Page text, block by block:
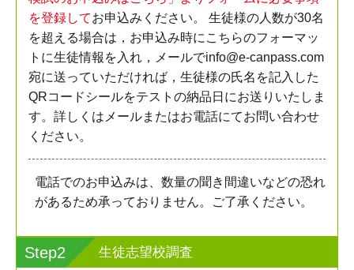
を登録してお申込みください。 生徒様の人数が30名
を超える場合は，お申込み時に こちらのフォーマッ
ト に生徒情報を入れ，メールでinfo@e-canpass.com
宛に送っていただければ，生徒様の氏名を記入した
QRコードシールをテストの納品日にお送りいたしま
す。詳しくは メールまたはお電話にてお問い合わせ
ください。
電話でのお申込みは、数量の聞き間違いなどの恐れ
があるため承っておりません。ご了承ください。
Step2 生徒志望校調査